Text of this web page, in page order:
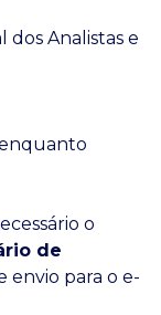
dos Analistas e
enquanto
o
de
envio para o e-